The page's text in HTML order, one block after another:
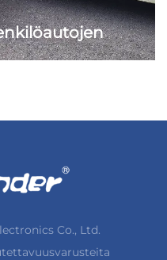
Co., Ltd.